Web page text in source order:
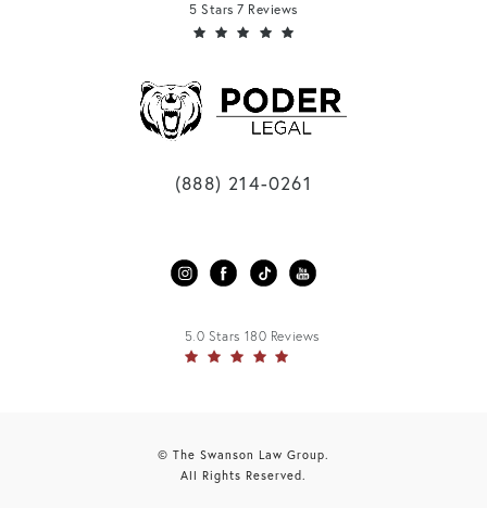
5 Stars 7 Reviews
(888) 214-0261
5.0 Stars 180 Reviews
© The Swanson Law Group.
All Rights Reserved.